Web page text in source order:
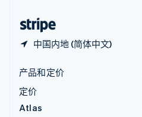
中国内地 (简体中文)
产品和定价
定价
Atlas